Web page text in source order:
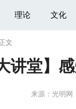
理论 文化
正文
讲堂】
来源： 光明网